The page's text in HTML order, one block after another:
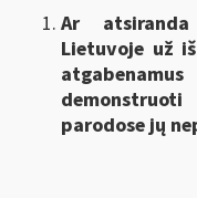
Ar
Lietuvoje už
parodose jų